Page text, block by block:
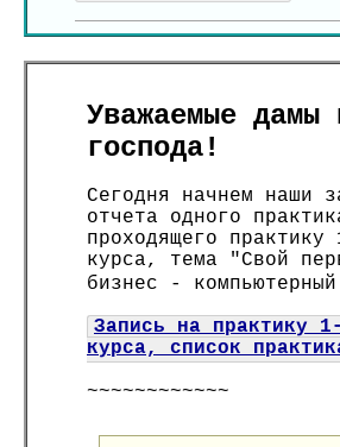
Уважаемые дамы
господа!
Сегодня начнем наши
отчета одного
проходящего практику
курса, тема "Свой
бизнес -
Запись на практику
курса, список
~~~~~~~~~~~~